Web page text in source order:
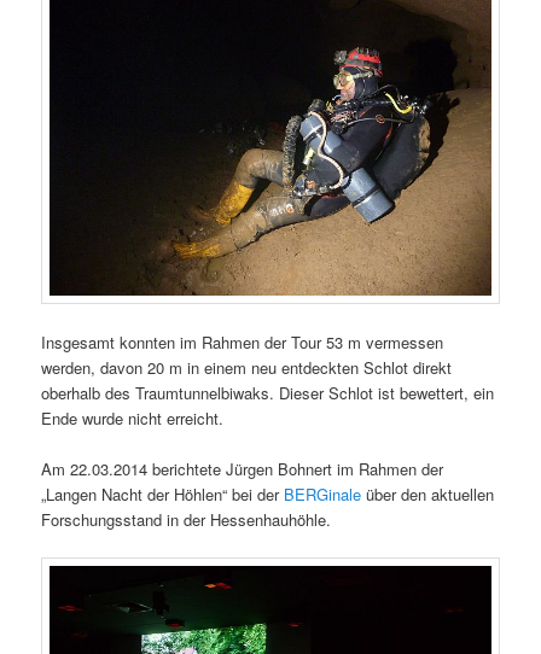
Insgesamt konnten im Rahmen der Tour 53 m vermessen
werden, davon 20 m in einem neu entdeckten Schlot direkt
oberhalb des Traumtunnelbiwaks. Dieser Schlot ist bewettert, ein
Ende wurde nicht erreicht.
Am 22.03.2014 berichtete Jürgen Bohnert im Rahmen der
„Langen Nacht der Höhlen“ bei der BERGinale über den aktuellen
Forschungsstand in der Hessenhauhöhle.